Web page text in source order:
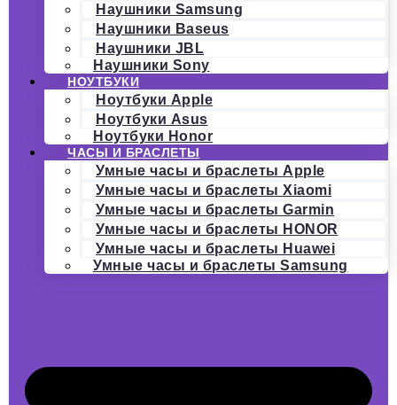
Наушники Samsung
Наушники Baseus
Наушники JBL
Наушники Sony
НОУТБУКИ
Ноутбуки Apple
Ноутбуки Asus
Ноутбуки Honor
ЧАСЫ И БРАСЛЕТЫ
Умные часы и браслеты Apple
Умные часы и браслеты Xiaomi
Умные часы и браслеты Garmin
Умные часы и браслеты HONOR
Умные часы и браслеты Huawei
Умные часы и браслеты Samsung